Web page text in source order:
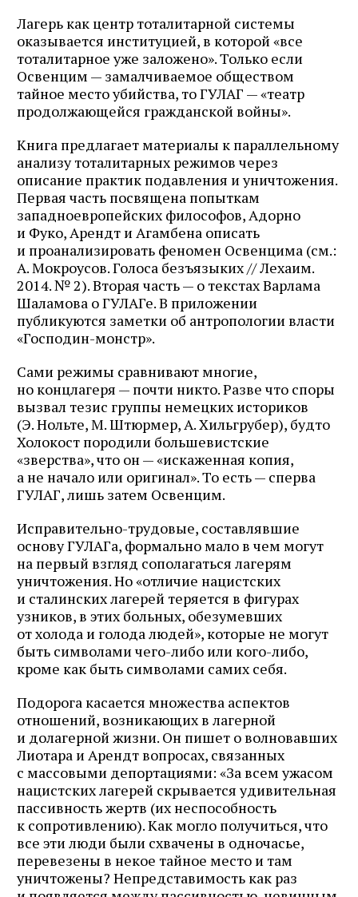
Лагерь как центр тоталитарной системы
оказывается институцией, в которой «все
тоталитарное уже заложено». Только если
Освенцим — замалчиваемое обществом
тайное место убийства, то ГУЛАГ — «театр
продолжающейся гражданской войны».
Книга предлагает материалы к параллельному
анализу тоталитарных режимов через
описание практик подавления и уничтожения.
Первая часть посвящена попыткам
западноевропейских философов, Адорно
и Фуко, Арендт и Агамбена описать
и проанализировать феномен Освенцима (см.:
А. Мокроусов. Голоса безъязыких // Лехаим.
2014. № 2). Вторая часть — о текстах Варлама
Шаламова о ГУЛАГе. В приложении
публикуются заметки об антропологии власти
«Господин-монстр».
Сами режимы сравнивают многие,
но концлагеря — почти никто. Разве что споры
вызвал тезис группы немецких историков
(Э. Нольте, М. Штюрмер, А. Хильгрубер), будто
Холокост породили большевистские
«зверства», что он — «искаженная копия,
а не начало или оригинал». То есть — сперва
ГУЛАГ, лишь затем Освенцим.
Исправительно-трудовые, составлявшие
основу ГУЛАГа, формально мало в чем могут
на первый взгляд сополагаться лагерям
уничтожения. Но «отличие нацистских
и сталинских лагерей теряется в фигурах
узников, в этих больных, обезумевших
от холода и голода людей», которые не могут
быть символами чего-либо или кого-либо,
кроме как быть символами самих себя.
Подорога касается множества аспектов
отношений, возникающих в лагерной
и долагерной жизни. Он пишет о волновавших
Лиотара и Арендт вопросах, связанных
с массовыми депортациями: «За всем ужасом
нацистских лагерей скрывается удивитель­ная
пассивность жертв (их неспособность
к сопротивлению). Как могло по­лучиться, что
все эти люди были схвачены в одночасье,
перевезены в некое тайное место и там
уничтожены? Непредставимость как раз
Журнал ЛЕХАИМ в вашем
email
Подпишитесь на рассылку журнала ЛЕХАИМ и получайте
самые интересные публикации с сайта по электронной